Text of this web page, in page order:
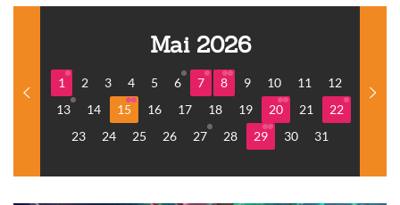
Mai 2026
1 2 3 4 5 6 7 8 9 10 11
12
13
14 15 16 17 18 19 20 21
22
23
24 25 26 27 28 29 30 31